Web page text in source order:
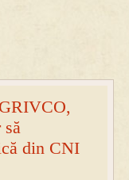
din CNI